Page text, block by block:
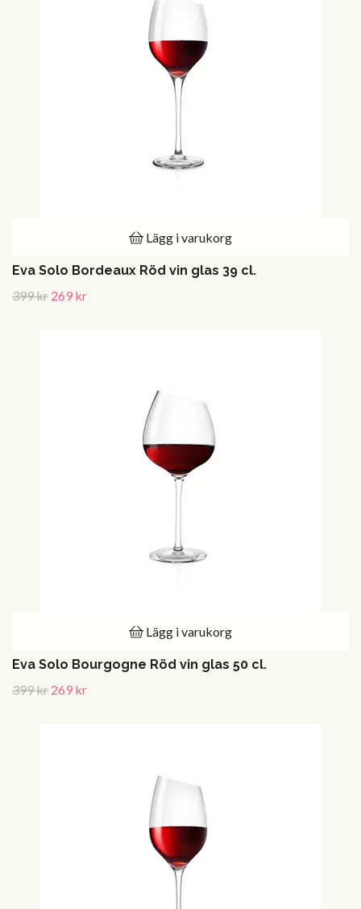
Lägg i varukorg
Eva Solo Bordeaux Röd vin glas 39 cl.
399 kr 269 kr
Lägg i varukorg
Eva Solo Bourgogne Röd vin glas 50 cl.
399 kr 269 kr